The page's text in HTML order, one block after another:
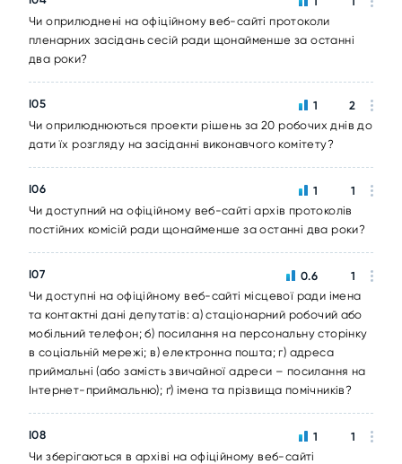
Чи оприлюднені на офіційному веб-сайті протоколи
пленарних засідань сесій ради щонайменше за останні
два роки?
I05
Чи оприлюднюються проекти рішень за 20 робочих днів до
дати їх розгляду на засіданні виконавчого комітету?
1 2
I06
Чи доступний на офіційному веб-сайті архів протоколів
постійних комісій ради щонайменше за останні два роки?
1 1
I07
Чи доступні на офіційному веб-сайті місцевої ради імена
та контактні дані депутатів: а) стаціонарний робочий або
мобільний телефон; б) посилання на персональну сторінку
в соціальній мережі; в) електронна пошта; г) адреса
приймальні (або замість звичайної адреси – посилання на
Інтернет-приймальню); ґ) імена та прізвища помічників?
0.6 1
I08
Чи зберігаються в архіві на офіційному веб-сайті
1 1